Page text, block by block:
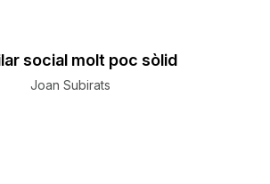
social molt poc sòlid
Joan Subirats